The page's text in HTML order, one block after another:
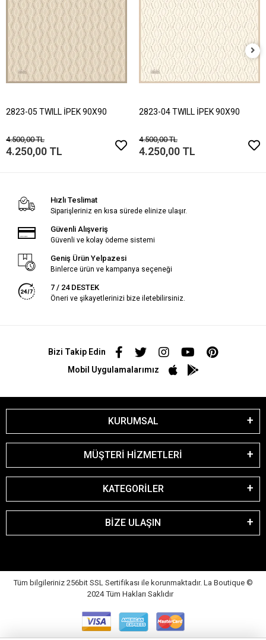
2823-05 TWILL İPEK 90X90
4.500,00 TL
4.250,00 TL
2823-04 TWILL İPEK 90X90
4.500,00 TL
4.250,00 TL
Hızlı Teslimat
Siparişleriniz en kısa sürede elinize ulaşır.
Güvenli Alışveriş
Güvenli ve kolay ödeme sistemi
Geniş Ürün Yelpazesi
Binlerce ürün ve kampanya seçeneği
7 / 24 DESTEK
Öneri ve şikayetlerinizi bize iletebilirsiniz.
Bizi Takip Edin
Mobil Uygulamalarımız
KURUMSAL
MÜŞTERİ HİZMETLERİ
KATEGORİLER
BİZE ULAŞIN
Tüm bilgileriniz 256bit SSL Sertifikası ile korunmaktadır. La Boutique ©
2024 Tüm Hakları Saklıdır